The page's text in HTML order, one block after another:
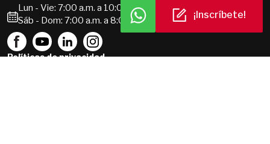
¡Inscríbete!
Lun - Vie: 7:00 a.m. a 10:00 p.m.
Sáb - Dom: 7:00 a.m. a 8:00 p.m.
Políticas de privacidad